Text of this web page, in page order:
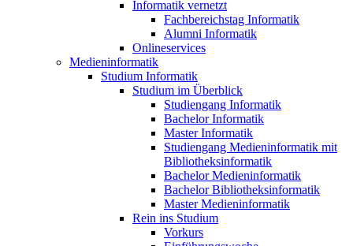
Informatik vernetzt
Fachbereichstag Informatik
Alumni Informatik
Onlineservices
Medieninformatik
Studium Informatik
Studium im Überblick
Studiengang Informatik
Bachelor Informatik
Master Informatik
Studiengang Medieninformatik mit
Bibliotheksinformatik
Bachelor Medieninformatik
Bachelor Bibliotheksinformatik
Master Medieninformatik
Rein ins Studium
Vorkurs